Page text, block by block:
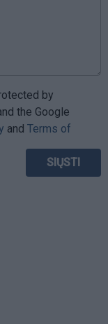
by
the Google
and Terms of